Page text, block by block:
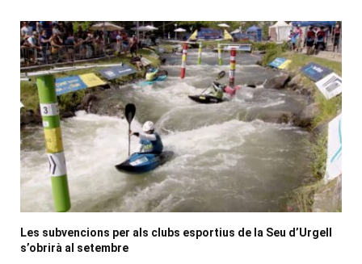
Les subvencions per als clubs esportius de la Seu d’Urgell
s’obrirà al setembre